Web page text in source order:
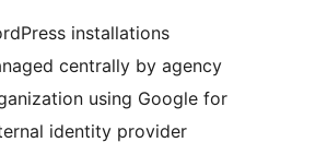
installations
centrally by agency
using Google for
identity provider